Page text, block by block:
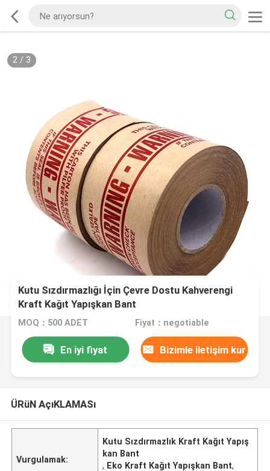
2/ 3
Kutu Sızdırmazlığı İçin Çevre Dostu Kahverengi
Kraft Kağıt Yapışkan Bant
MOQ：500 ADET Fiyat：negotiable
En iyi fiyat Bizimle iletişim kur
ÜRüN AçıKLAMASı
Vurgulamak:
Kutu Sızdırmazlık Kraft Kağıt Yapış
kan Bant
, Eko Kraft Kağıt Yapışkan Bant,